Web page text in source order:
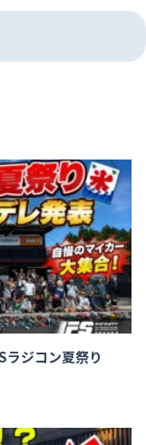
ジコン夏祭り